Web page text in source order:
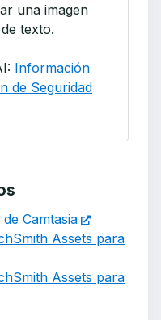
una imagen
texto.
Información
de Seguridad
Camtasia
Assets para
Assets para